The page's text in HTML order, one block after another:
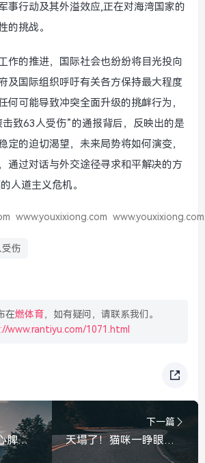
事行动及其外溢效应,正在对海湾国家的
的挑战。
作的推进，国际社会也纷纷将目光投向
及国际组织呼吁有关各方保持最大程度
何可能导致冲突全面升级的挑衅行为，
致63人受伤”的通报背后，反映出的是
定的迫切渴望，未来局势将如何演变，
通过对话与外交途径寻求和平解决的方
人道主义危机。
www.youxixiong.com www.youxixiong.com
伤
在燃体育，如有疑问，请联系我们。
www.rantiyu.com/1071.html
果肉如玉，甜入心脾，荔枝龙眼杂交新品种怀石来了
下一篇
天塌了！猫咪一睁眼发现自己趴错主人，那表情亮了